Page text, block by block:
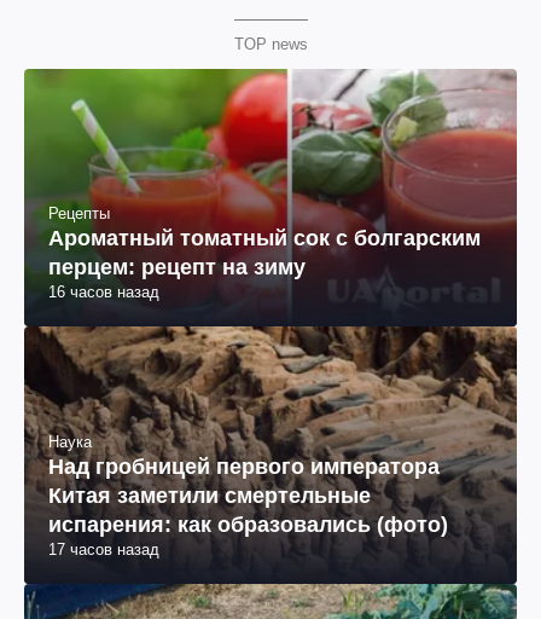
TOP news
Рецепты
Ароматный томатный сок с болгарским
перцем: рецепт на зиму
16 часов назад
Наука
Над гробницей первого императора
Китая заметили смертельные
испарения: как образовались (фото)
17 часов назад